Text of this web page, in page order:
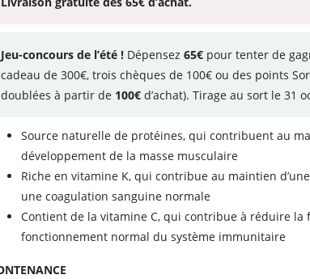
Jeu-concours de l’été ! Dépensez65€ pour tenter de
cadeau de 300€, trois chèques de 100€ ou des points
doublées à partir de 100€ d’achat). Tirage au sort le 31
Source naturelle de protéines, qui contribuent au
développement de la masse musculaire
Riche en vitamine K, qui contribue au maintien
une coagulation sanguine normale
Contient de la vitamine C, qui contribue à réduire la
fonctionnement normal du système immunitaire